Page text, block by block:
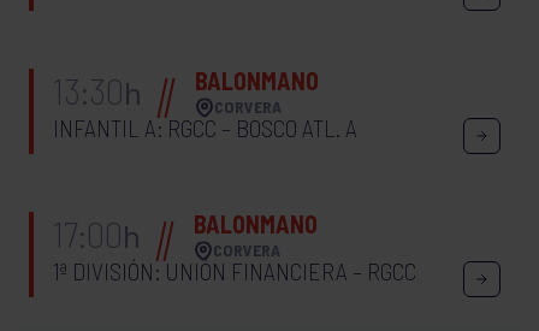
13:30h BALONMANO
CORVERA
INFANTIL A: RGCC – BOSCO ATL. A
17:00h BALONMANO
CORVERA
1ª DIVISIÓN: UNIÓN FINANCIERA – RGCC